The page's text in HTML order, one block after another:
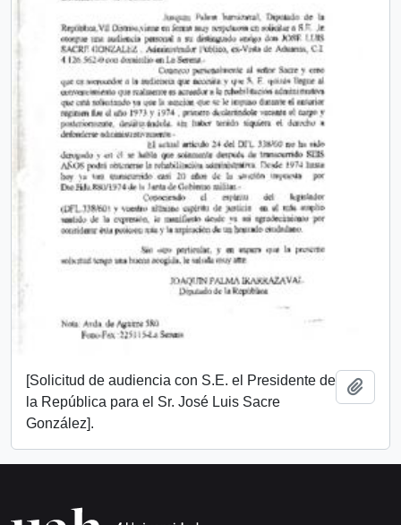
[Solicitud de audiencia con S.E. el Presidente de
la República para el Sr. José Luis Sacre
González].